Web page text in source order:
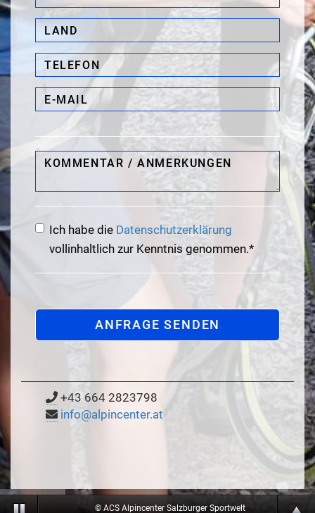
Land
Telefon*
E-
Mail*
Kommentar
Ich habe die Datenschutzerklärung
vollinhaltlich zur Kenntnis genommen.*
+43 664 2823798
info@alpincenter.at
© ACS Alpincenter Salzburger Sportwelt